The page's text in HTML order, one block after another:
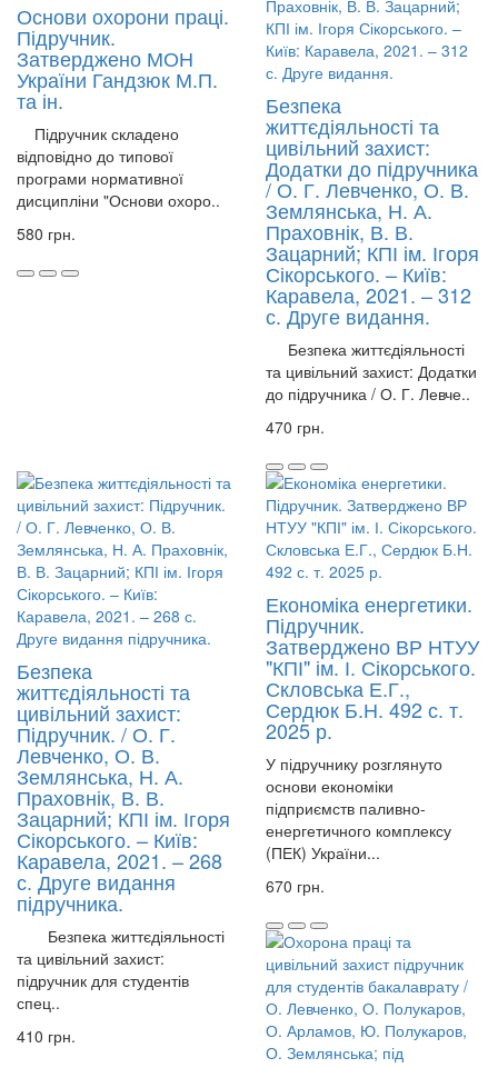
Основи охорони праці.
Підручник.
Затверджено МОН
України Гандзюк М.П.
та ін.
Підручник складено
відповідно до типової
програми нормативної
дисципліни "Основи охоро..
580 грн.
Безпека
життєдіяльності та
цивільний захист:
Додатки до підручника
/ О. Г. Левченко, О. В.
Землянська, Н. А.
Праховнік, В. В.
Зацарний; КПІ ім. Ігоря
Сікорського. – Київ:
Каравела, 2021. – 312
с. Друге видання.
Безпека життєдіяльності
та цивільний захист: Додатки
до підручника / О. Г. Левче..
470 грн.
Безпека
життєдіяльності та
цивільний захист:
Підручник. / О. Г.
Левченко, О. В.
Землянська, Н. А.
Праховнік, В. В.
Зацарний; КПІ ім. Ігоря
Сікорського. – Київ:
Каравела, 2021. – 268
с. Друге видання
підручника.
Безпека життєдіяльності
та цивільний захист:
підручник для студентів
спец..
410 грн.
Економіка енергетики.
Підручник.
Затверджено ВР НТУУ
"КПІ" ім. І. Сікорського.
Скловська Е.Г.,
Сердюк Б.Н. 492 с. т.
2025 р.
У підручнику розглянуто
основи економіки
підприємств паливно-
енергетичного комплексу
(ПЕК) України...
670 грн.